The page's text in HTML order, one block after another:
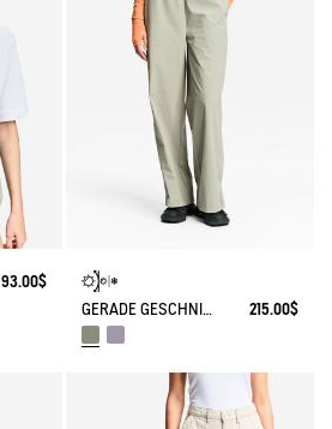
93.00$
GERADE GESCHNITTENER SOLARPACK-HOSE MIT SEITLICHEM REISSVERSCHLUSS UV-C® DRY FAST TEXTILE® COOLTOUCH®
215.00$